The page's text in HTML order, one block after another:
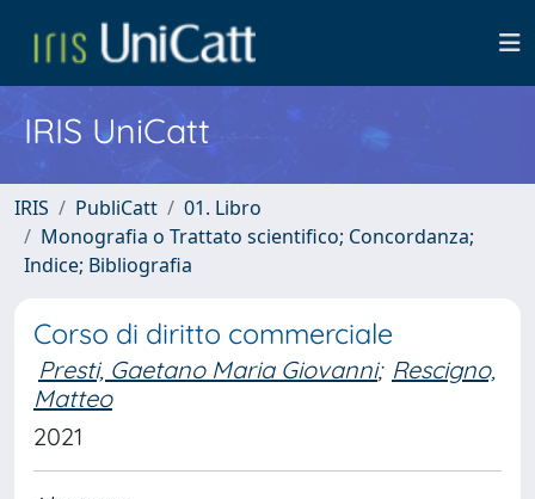
IRIS UniCatt
IRIS PubliCatt
01. Libro
Monografia o Trattato scientifico; Concordanza;
Indice; Bibliografia
Corso di diritto commerciale
Presti, Gaetano Maria Giovanni; Rescigno,
Matteo
2021